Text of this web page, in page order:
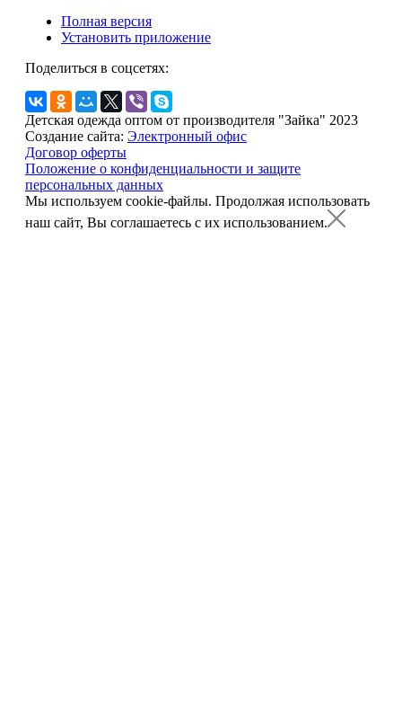
Полная версия
Установить приложение
Поделиться в соцсетях:
Детская одежда оптом от производителя "Зайка" 2023
Создание сайта: Электронный офис
Договор оферты
Положение о конфиденциальности и защите
персональных данных
Мы используем cookie-файлы. Продолжая использовать
наш сайт, Вы соглашаетесь с их использованием.